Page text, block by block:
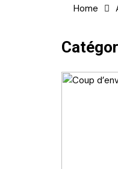
vidéo
Actu
Home